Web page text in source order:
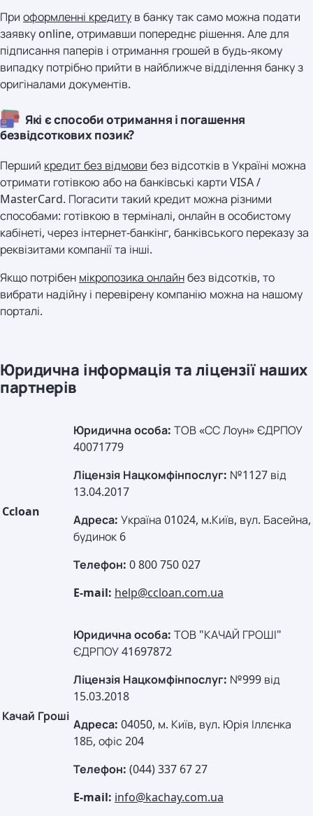
При оформленні кредиту в банку так само можна подати
заявку online, отримавши попереднє рішення. Але для
підписання паперів і отримання грошей в будь-якому
випадку потрібно прийти в найближче відділення банку з
оригіналами документів.
Які є способи отримання і погашення
безвідсоткових позик?
Перший кредит без відмови без відсотків в Україні можна
отримати готівкою або на банківські карти VISA /
MasterCard. Погасити такий кредит можна різними
способами: готівкою в терміналі, онлайн в особистому
кабінеті, через інтернет-банкінг, банківського переказу за
реквізитами компанії та інші.
Якщо потрібен мікропозика онлайнбез відсотків, то
вибрати надійну і перевірену компанію можна на нашому
порталі.
Юридична інформація та ліцензії наших
партнерів
Ccloan
Юридична особа: ТОВ «СС Лоун» ЄДРПОУ
40071779
Ліцензія Нацкомфінпослуг: №1127 від
13.04.2017
Адреса: Україна 01024, м.Київ, вул. Басейна,
будинок 6
Телефон: 0 800 750 027
E-mail: help@ccloan.com.ua
Качай Гроші
Юридична особа: ТОВ "КАЧАЙ ГРОШІ"
ЄДРПОУ 41697872
Ліцензія Нацкомфінпослуг: №999 від
15.03.2018
Адреса: 04050, м. Київ, вул. Юрія Іллєнка
18Б, офіс 204
Телефон: (044) 337 67 27
E-mail: info@kachay.com.ua